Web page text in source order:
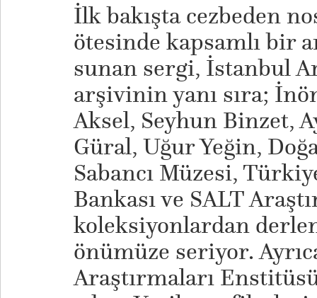
​İlk bakışta cezbeden
ötesinde kapsamlı bir
sunan sergi, İstanbul
arşivinin yanı sıra;
Aksel, Seyhun Binzet,
Güral, Uğur Yeğin,
Sabancı Müzesi,
Bankası ve SALT
koleksiyonlardan
önümüze seriyor.
Araştırmaları